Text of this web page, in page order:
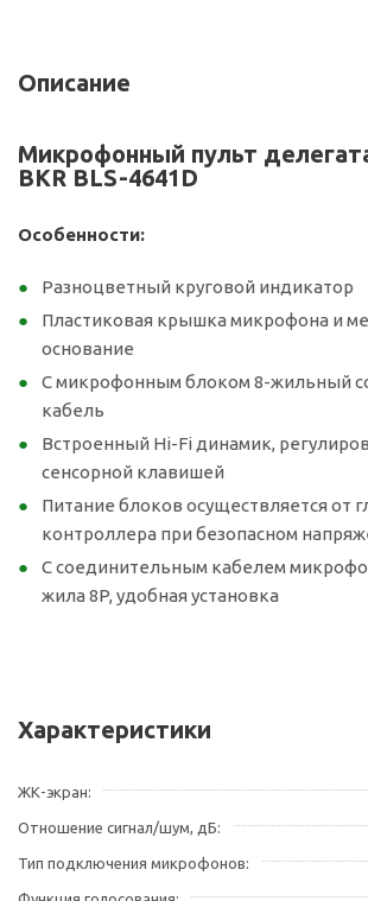
Описание
Микрофонный пульт
BKR BLS-4641D
Особенности:
Разноцветный круговой индикатор
Пластиковая крышка микрофона и
основание
С микрофонным блоком 8-жильный
кабель
Встроенный Hi-Fi динамик,
сенсорной клавишей
Питание блоков осуществляется от
контроллера при безопасном
С соединительным кабелем
жила 8P, удобная установка
Характеристики
ЖК-экран
Отношение сигнал/шум, дБ
Тип подключения микрофонов